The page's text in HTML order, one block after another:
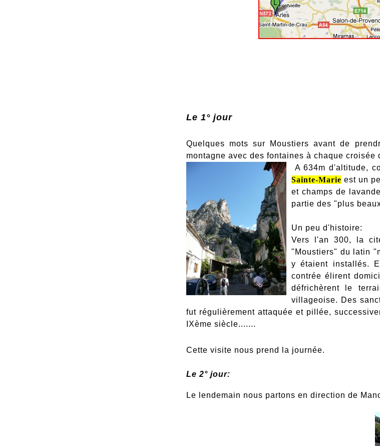
Le 1° jour
Quelques mots sur Moustiers avant de
montagne avec des fontaines à chaque
A 634m d'altitude,
Sainte-Marie est un
et champs de
partie des "plus
Un peu d'histoire:
Vers l'an 300, la
"Moustiers" du latin
y étaient installés.
contrée élirent
défrichèrent le
villageoise. Des
fut régulièrement attaquée et pillée,
IXème siècle.......
Cette visite nous prend la journée.
Le 2° jour:
Le lendemain nous partons en direction de